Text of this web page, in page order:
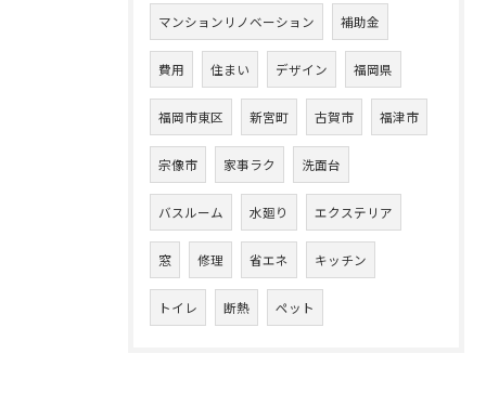
マンションリノベーション 補助金
費用 住まい デザイン 福岡県
福岡市東区 新宮町 古賀市 福津市
宗像市 家事ラク 洗面台
バスルーム 水廻り エクステリア
窓 修理 省エネ キッチン
トイレ 断熱 ペット